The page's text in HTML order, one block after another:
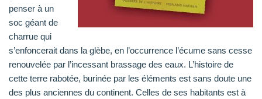
penser à un
soc géant de
charrue qui
s’enfoncerait dans la glèbe, en l’occurrence l’écume sans cesse
renouvelée par l’incessant brassage des eaux. L’histoire de
cette terre rabotée, burinée par les éléments est sans doute une
des plus anciennes du continent. Celles de ses habitants est à